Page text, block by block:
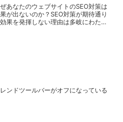
あなたのウェブサイトのSEO対策は
が出ないのか？SEO対策が期待通り
果を発揮しない理由は多岐にわたり
レンドツールバーがオフになっている